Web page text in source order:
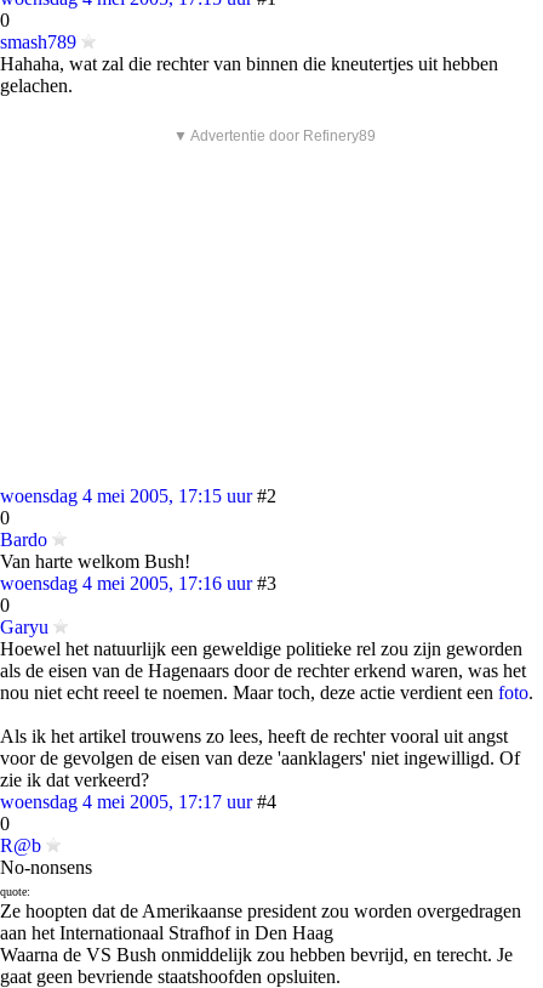
0
smash789
Hahaha, wat zal die rechter van binnen die kneutertjes uit hebben
gelachen.
▼ Advertentie door Refinery89
woensdag 4 mei 2005, 17:15 uur #2
0
Bardo
Van harte welkom Bush!
woensdag 4 mei 2005, 17:16 uur #3
0
Garyu
Hoewel het natuurlijk een geweldige politieke rel zou zijn geworden
als de eisen van de Hagenaars door de rechter erkend waren, was het
nou niet echt reeel te noemen. Maar toch, deze actie verdient een foto.
Als ik het artikel trouwens zo lees, heeft de rechter vooral uit angst
voor de gevolgen de eisen van deze 'aanklagers' niet ingewilligd. Of
zie ik dat verkeerd?
woensdag 4 mei 2005, 17:17 uur #4
0
R@b
No-nonsens
quote:
Ze hoopten dat de Amerikaanse president zou worden overgedragen
aan het Internationaal Strafhof in Den Haag
Waarna de VS Bush onmiddelijk zou hebben bevrijd, en terecht. Je
gaat geen bevriende staatshoofden opsluiten.